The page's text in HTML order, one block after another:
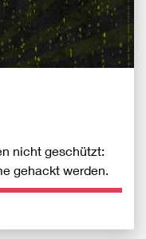
nicht geschützt:
gehackt werden.